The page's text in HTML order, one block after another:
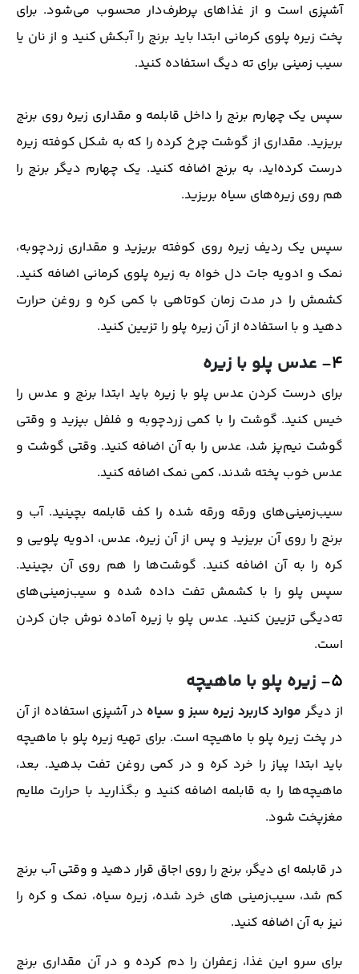
آشپزی است و از غذاهای پرطرف‌دار محسوب می‌شود. برای
پخت زیره پلوی کرمانی ابتدا باید برنج را آبکش کنید و از نان یا
سیب زمینی برای ته دیگ استفاده کنید.
سپس یک چهارم برنج را داخل قابلمه و مقداری زیره روی برنج
بریزید. مقداری از گوشت چرخ کرده را که به شکل کوفته زیره
درست کرده‌اید، به برنج اضافه کنید. یک چهارم دیگر برنج را
هم روی زیره‌های سیاه بریزید.
سپس یک ردیف زیره روی کوفته بریزید و مقداری زردچوبه،
نمک و ادویه جات دل خواه به زیره پلوی کرمانی اضافه کنید.
کشمش را در مدت زمان کوتاهی با کمی کره و روغن حرارت
دهید و با استفاده از آن زیره پلو را تزیین کنید.
۴- عدس پلو با زیره
برای درست کردن عدس پلو با زیره باید ابتدا برنج و عدس را
خیس کنید. گوشت را با کمی زردچوبه و فلفل بپزید و وقتی
گوشت نیم‌پز شد، عدس را به آن اضافه کنید. وقتی گوشت و
عدس خوب پخته شدند، کمی نمک اضافه کنید.
سیب‌زمینی‌های ورقه ورقه شده را کف قابلمه بچینید. آب و
برنج را روی آن بریزید و پس از آن زیره، عدس، ادویه پلویی و
کره را به آن اضافه کنید. گوشت‌ها را هم روی آن بچینید.
سپس پلو را با کشمش تفت داده شده و سیب‌زمینی‌های
ته‌دیگی تزیین کنید. عدس پلو با زیره آماده نوش جان کردن
است.
۵- زیره پلو با ماهیچه
از دیگر موارد کاربرد زیره سبز و سیاه در آشپزی استفاده از آن
در پخت زیره پلو با ماهیچه است. برای تهیه زیره پلو با ماهیچه
باید ابتدا پیاز را خرد کره و در کمی روغن تفت بدهید. بعد،
ماهیچه‌ها را به قابلمه اضافه کنید و بگذارید با حرارت ملایم
مغزپخت شود.
در قابلمه ای دیگر، برنج را روی اجاق قرار دهید و وقتی آب برنج
کم شد، سیب‌زمینی های خرد شده، زیره سیاه، نمک و کره را
نیز به آن اضافه کنید.
برای سرو این غذا، زعفران را دم کرده و در آن مقداری برنج